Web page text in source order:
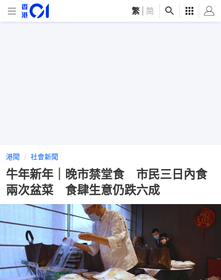
繁 简
港聞 社會新聞
牛年新年｜晚市禁堂食 市民三日內食
兩次盆菜 食肆生意仍跌六成